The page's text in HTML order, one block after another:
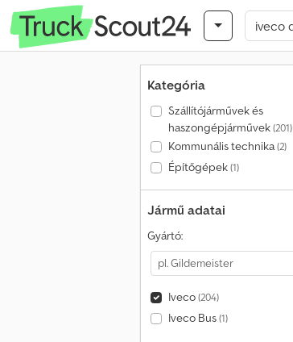
Kategória
Szállítójárművek és
haszongépjárművek(201)
Kommunális technika(2)
Építőgépek(1)
Jármű adatai
Gyártó:
Iveco(204)
Iveco Bus(1)